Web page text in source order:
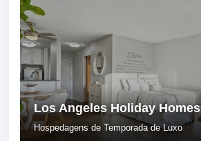
Los Angeles Holiday Homes
Hospedagens de Temporada de Luxo